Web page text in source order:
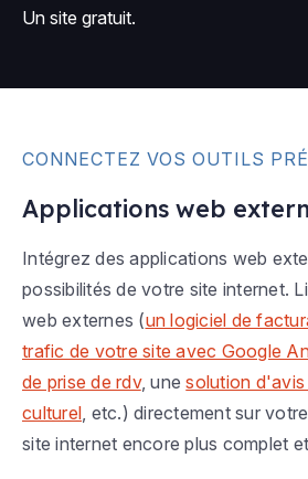
Un site gratuit.
CONNECTEZ VOS OUTILS
Applications web
Intégrez des applications web
possibilités de votre site internet.
web externes (un logiciel de
trafic de votre site avec Google
de prise de rdv, unesolution d'avis
culturel, etc.) directement sur
site internet encore plus complet